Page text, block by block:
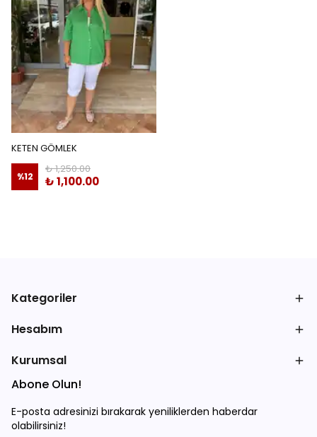
KETEN GÖMLEK
%12
₺ 1,250.00
₺ 1,100.00
Kategoriler
Hesabım
Kurumsal
Abone Olun!
E-posta adresinizi bırakarak yeniliklerden haberdar
olabilirsiniz!